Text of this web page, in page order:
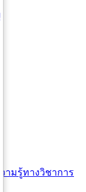
ามรู้ทางวิชาการ